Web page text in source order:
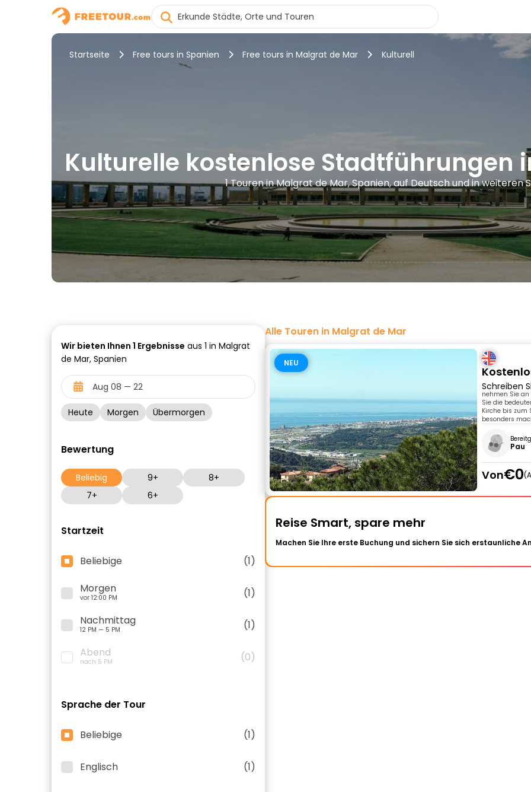
Startseite Free tours in Spanien Free tours in Malgrat de Mar Kulturell
Kulturelle kostenlose Stadtführungen
1 Touren in Malgrat de Mar, Spanien, auf Deutsch und in weiteren
Wir bieten Ihnen 1 Ergebnisse aus 1 in Malgrat
de Mar, Spanien
Heute Morgen Übermorgen
Bewertung
Beliebig 9+
8+
7+
6+
Startzeit
Beliebige
(1)
Morgen
vor 12:00 PM
(1)
Nachmittag
12 PM — 5 PM
(1)
Abend
nach 5 PM (0)
Sprache der Tour
Beliebige (1)
Englisch (1)
Alle Touren in Malgrat de Mar
NEU
Schreiben
nehmen Sie
Sie die
Kirche bis zum
besonders
Pau
Von€0
Reise Smart, spare mehr
Machen Sie Ihre erste Buchung und sichern Sie sich erstaunliche